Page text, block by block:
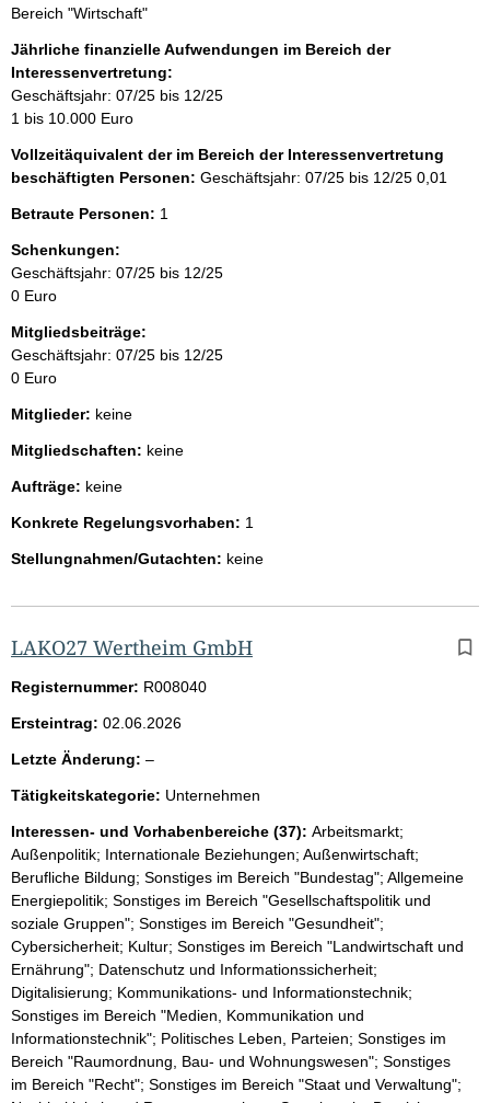
Bereich "Wirtschaft"
Jährliche finanzielle Aufwendungen im Bereich der
Interessenvertretung:
Geschäftsjahr: 07/25 bis 12/25
1 bis 10.000 Euro
Vollzeitäquivalent der im Bereich der Interessenvertretung
beschäftigten Personen: Geschäftsjahr: 07/25 bis 12/25 0,01
Betraute Personen: 1
Schenkungen:
Geschäftsjahr: 07/25 bis 12/25
0 Euro
Mitgliedsbeiträge:
Geschäftsjahr: 07/25 bis 12/25
0 Euro
Mitglieder: keine
Mitgliedschaften: keine
Aufträge: keine
Konkrete Regelungsvorhaben: 1
Stellungnahmen/Gutachten: keine
LAKO27 Wertheim GmbH
Registernummer: R008040
Ersteintrag: 02.06.2026
Letzte Änderung: –l
e
r
Tätigkeitskategorie: Unternehmen
Interessen- und Vorhabenbereiche (37): Arbeitsmarkt;
Außenpolitik; Internationale Beziehungen; Außenwirtschaft;
Berufliche Bildung; Sonstiges im Bereich "Bundestag"; Allgemeine
Energiepolitik; Sonstiges im Bereich "Gesellschaftspolitik und
soziale Gruppen"; Sonstiges im Bereich "Gesundheit";
Cybersicherheit; Kultur; Sonstiges im Bereich "Landwirtschaft und
Ernährung"; Datenschutz und Informationssicherheit;
Digitalisierung; Kommunikations- und Informationstechnik;
Sonstiges im Bereich "Medien, Kommunikation und
Informationstechnik"; Politisches Leben, Parteien; Sonstiges im
Bereich "Raumordnung, Bau- und Wohnungswesen"; Sonstiges
im Bereich "Recht"; Sonstiges im Bereich "Staat und Verwaltung";